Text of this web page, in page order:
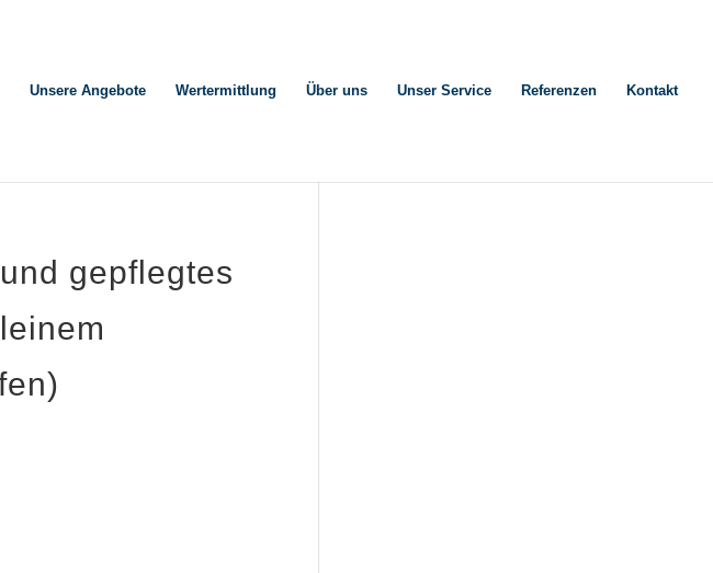
Unsere Angebote Wertermittlung Über uns Unser Service Referenzen Kontakt
gepflegtes